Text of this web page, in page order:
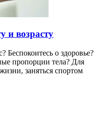
и возрасту
Беспокоитесь о здоровье?
пропорции тела? Для
заняться спортом